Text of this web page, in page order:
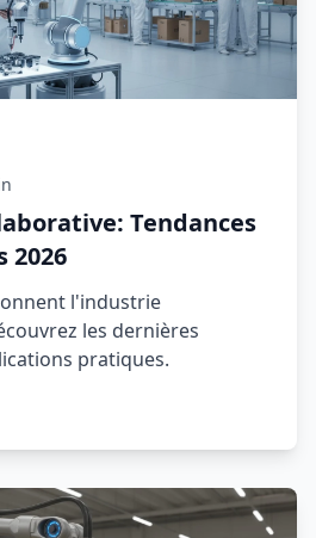
Tendances
2026
l'industrie
les dernières
pratiques.